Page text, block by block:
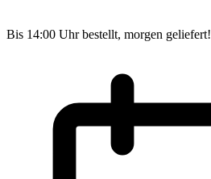
Bis 14:00 Uhr bestellt, morgen geliefert!